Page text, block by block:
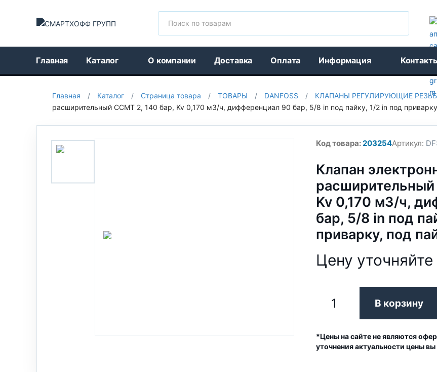
Главная Каталог О компании Доставка Оплата Информация
Главная / Каталог / Страница товара / ТОВАРЫ / DANFOSS / КЛАПАНЫ РЕГУЛИРУЮЩИЕ
расширительный CCMT 2, 140 бар, Kv 0,170 м3/ч, дифференциал 90 бар, 5/8 in под пайку, 1/2 in под
Код товара:203254Артикул:
Клапан
расширительный
Kv 0,170 м3/ч,
бар, 5/8 in под
приварку, под
Цену уточняйте
В корзину
*Цены на сайте не являются
уточнения актуальности цены